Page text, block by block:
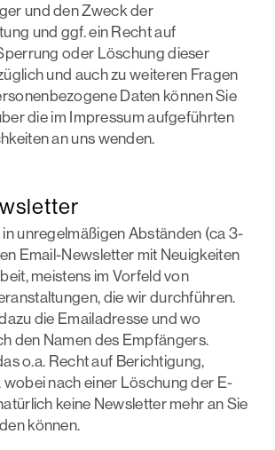
und den Zweck der
und ggf. ein Recht auf
oder Löschung dieser
und auch zu weiteren Fragen
Daten können Sie
die im Impressum aufgeführten
an uns wenden.
unregelmäßigen Abständen (ca 3-
Email-Newsletter mit Neuigkeiten
meistens im Vorfeld von
die wir durchführen.
die Emailadresse und wo
den Namen des Empfängers.
o.a. Recht auf Berichtigung,
nach einer Löschung der E-
keine Newsletter mehr an Sie
können.